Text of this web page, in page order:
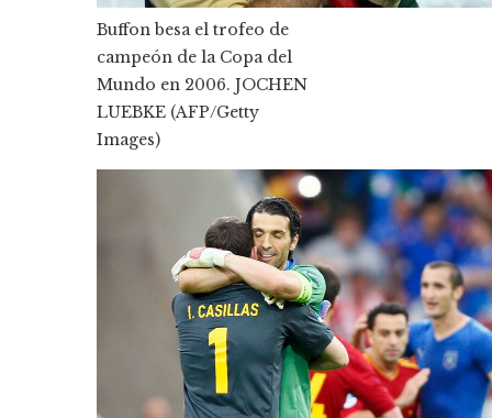
Buffon besa el trofeo de
campeón de la Copa del
Mundo en 2006. JOCHEN
LUEBKE (AFP/Getty
Images)